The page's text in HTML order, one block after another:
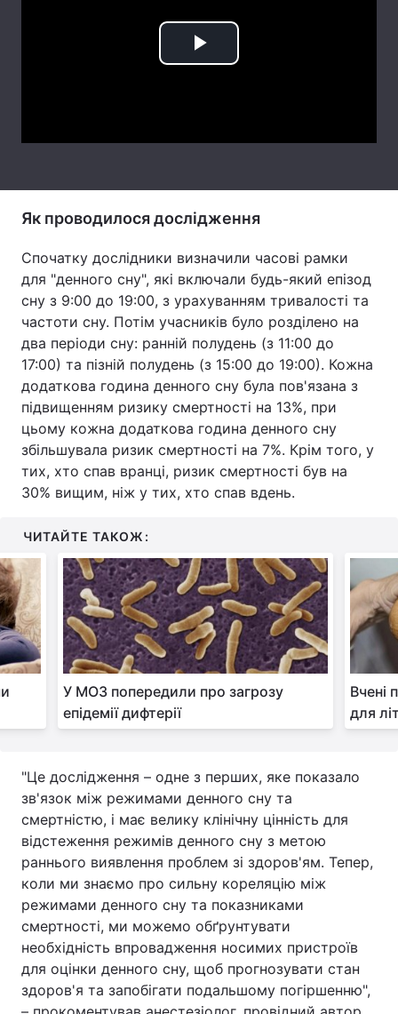
Play
Як проводилося дослідження
Спочатку дослідники визначили часові рамки
для "денного сну", які включали будь-який епізод
сну з 9:00 до 19:00, з урахуванням тривалості та
частоти сну. Потім учасників було розділено на
два періоди сну: ранній полудень (з 11:00 до
17:00) та пізній полудень (з 15:00 до 19:00). Кожна
додаткова година денного сну була пов'язана з
підвищенням ризику смертності на 13%, при
цьому кожна додаткова година денного сну
збільшувала ризик смертності на 7%. Крім того, у
тих, хто спав вранці, ризик смертності був на
30% вищим, ніж у тих, хто спав вдень.
ЧИТАЙТЕ ТАКОЖ:
У МОЗ попередили про загрозу
епідемії дифтерії
Вчені
для
"Це дослідження – одне з перших, яке показало
зв'язок між режимами денного сну та
смертністю, і має велику клінічну цінність для
відстеження режимів денного сну з метою
раннього виявлення проблем зі здоров'ям. Тепер,
коли ми знаємо про сильну кореляцію між
режимами денного сну та показниками
смертності, ми можемо обґрунтувати
необхідність впровадження носимих пристроїв
для оцінки денного сну, щоб прогнозувати стан
здоров'я та запобігати подальшому погіршенню",